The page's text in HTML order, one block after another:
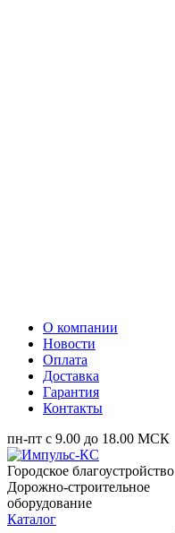
О компании
Новости
Оплата
Доставка
Гарантия
Контакты
пн-пт с 9.00 до 18.00 МСК
Городское благоустройство
Дорожно-строительное
оборудование
Каталог